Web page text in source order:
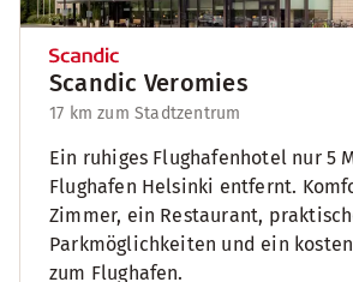
Scandic Veromies
17 km zum Stadtzentrum
Ein ruhiges Flughafenhotel nur 5
Flughafen Helsinki entfernt.
Zimmer, ein Restaurant,
Parkmöglichkeiten und ein
zum Flughafen.